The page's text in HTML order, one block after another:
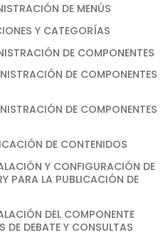
DE MENÚS
Y CATEGORÍAS
DE COMPONENTES
DE COMPONENTES
DE COMPONENTES
DE CONTENIDOS
Y CONFIGURACIÓN DE
PARA LA PUBLICACIÓN DE
DEL COMPONENTE
DEBATE Y CONSULTAS